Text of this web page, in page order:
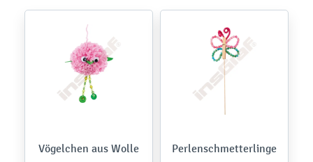
Vögelchen aus Wolle Perlenschmetterlinge